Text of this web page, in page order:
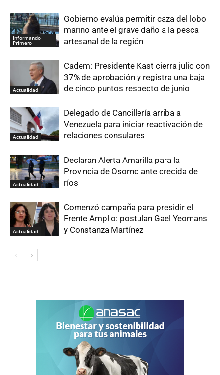
Informando
Primero
Gobierno evalúa permitir caza del lobo
marino ante el grave daño a la pesca
artesanal de la región
Actualidad
Cadem: Presidente Kast cierra julio con
37% de aprobación y registra una baja
de cinco puntos respecto de junio
Actualidad
Delegado de Cancillería arriba a
Venezuela para iniciar reactivación de
relaciones consulares
Actualidad
Declaran Alerta Amarilla para la
Provincia de Osorno ante crecida de
ríos
Actualidad
Comenzó campaña para presidir el
Frente Amplio: postulan Gael Yeomans
y Constanza Martínez